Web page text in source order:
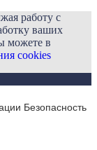
работу с
ваших
можете в
cookies
Безопасность